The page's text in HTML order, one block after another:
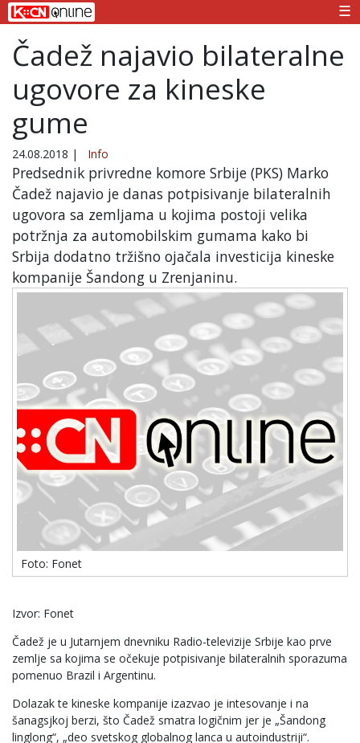
☰
Čadež najavio bilateralne
ugovore za kineske
gume
24.08.2018 | Info
Predsednik privredne komore Srbije (PKS) Marko
Čadež najavio je danas potpisivanje bilateralnih
ugovora sa zemljama u kojima postoji velika
potržnja za automobilskim gumama kako bi
Srbija dodatno tržišno ojačala investicija kineske
kompanije Šandong u Zrenjaninu.
Foto: Fonet
Izvor: Fonet
Čadež je u Jutarnjem dnevniku Radio-televizije Srbije kao prve
zemlje sa kojima se očekuje potpisivanje bilateralnih sporazuma
pomenuo Brazil i Argentinu.
Dolazak te kineske kompanije izazvao je intesovanje i na
šanagsjkoj berzi, što Čadež smatra logičnim jer je „Šandong
linglong“, „deo svetskog globalnog lanca u autoindustriji“.